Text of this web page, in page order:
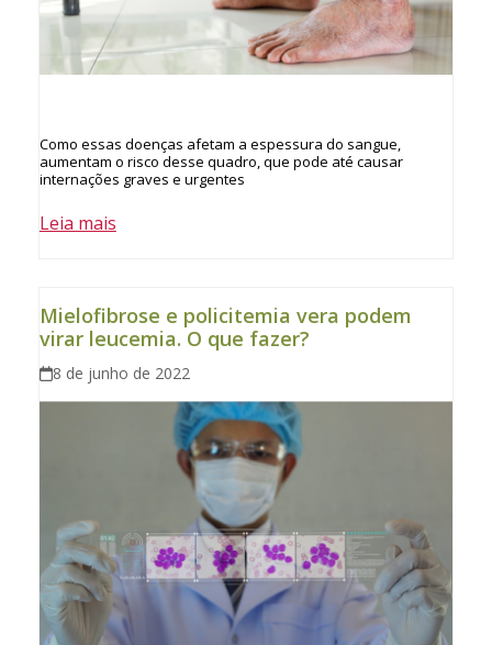
Como essas doenças afetam a espessura do sangue,
aumentam o risco desse quadro, que pode até causar
internações graves e urgentes
Leia mais
Mielofibrose e policitemia vera podem
virar leucemia. O que fazer?
8 de junho de 2022